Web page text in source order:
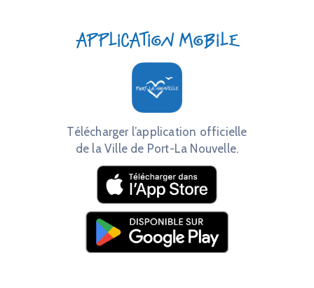
Application mobile
Télécharger l’application officielle
de la Ville de Port-La Nouvelle.